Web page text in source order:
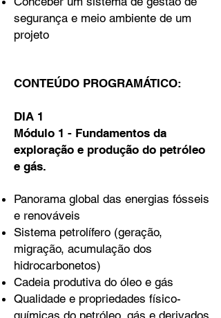
segurança e meio ambiente de um
projeto
CONTEÚDO PROGRAMÁTICO:
DIA 1
Módulo 1 - Fundamentos da
exploração e produção do petróleo
e gás.
Panorama global das energias fósseis
e renováveis
Sistema petrolífero (geração,
migração, acumulação dos
hidrocarbonetos)
Cadeia produtiva do óleo e gás
Qualidade e propriedades físico-
químicas do petróleo, gás e derivados